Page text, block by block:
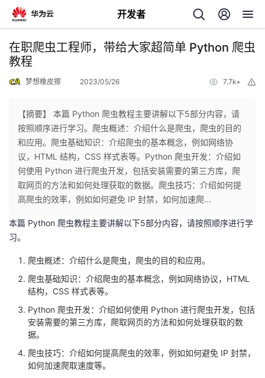
开发者
返
回
个
人
主
页
我
的
开
发
我
博的我
在职爬虫工程师，带给大家超简单 Python 爬虫
教程
梦想橡皮擦 2023/05/26 7.7k+
【摘要】 本篇 Python 爬虫教程主要讲解以下5部分内容，请
按照顺序进行学习。爬虫概述：介绍什么是爬虫，爬虫的目的
和应用。爬虫基础知识：介绍爬虫的基本概念，例如网络协
议，HTML 结构，CSS 样式表等。Python 爬虫开发：介绍如
何使用 Python 进行爬虫开发，包括安装需要的第三方库，爬
取网页的方法和如何处理获取的数据。爬虫技巧：介绍如何提
高爬虫的效率，例如如何避免 IP 封禁，如何加速爬...
本篇 Python 爬虫教程主要讲解以下5部分内容，请按照顺序进行学
习。
爬虫概述：介绍什么是爬虫，爬虫的目的和应用。
爬虫基础知识：介绍爬虫的基本概念，例如网络协议，HTML
结构，CSS 样式表等。
Python 爬虫开发：介绍如何使用 Python 进行爬虫开发，包括
安装需要的第三方库，爬取网页的方法和如何处理获取的数
据。
爬虫技巧：介绍如何提高爬虫的效率，例如如何避免 IP 封禁，
如何加速爬取速度等。